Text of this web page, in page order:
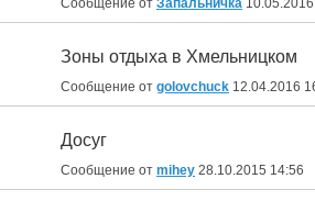
Зоны отдыха в Хмельницком
Сообщение от golovchuck 12.04.2016
Досуг
Сообщение от mihey 28.10.2015 14:56